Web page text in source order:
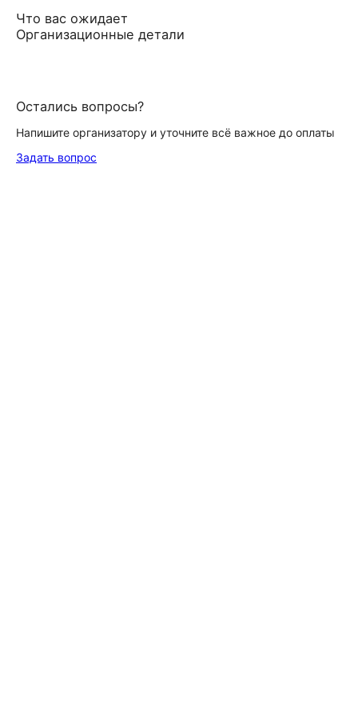
Что вас ожидает
Организационные детали
Остались вопросы?
Напишите организатору и уточните всё важное до оплаты
Задать вопрос